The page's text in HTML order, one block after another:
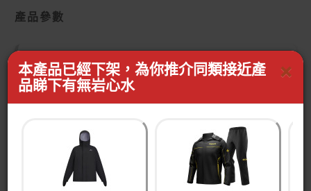
產品參數
S碼 ×
本產品已經下架，為你推介同類接近產
品睇下有無岩心水